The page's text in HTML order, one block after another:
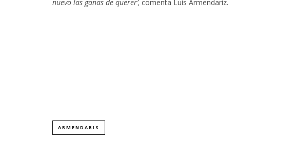
nuevo las ganas de querer’, comenta Luis Armendariz.
ARMENDARIS